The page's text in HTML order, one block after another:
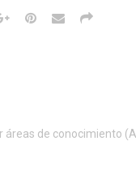
de conocimiento